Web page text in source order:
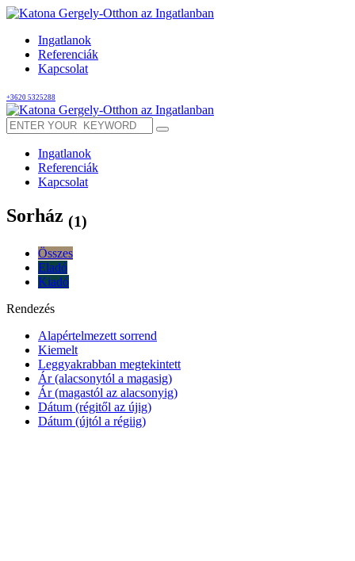
Ingatlanok
Referenciák
Kapcsolat
+3620 5325288
Ingatlanok
Referenciák
Kapcsolat
Sorház (1)
Összes
Eladó
Kiadó
Rendezés
Alapértelmezett sorrend
Kiemelt
Leggyakrabban megtekintett
Ár (alacsonytól a magasig)
Ár (magastól az alacsonyig)
Dátum (régitől az újig)
Dátum (újtól a régiig)